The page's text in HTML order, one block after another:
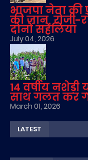
भाजपा नेता की
की जान, रोजी-
दोनों सहेलियां
July 04, 2026
14 वर्षीय
साथ गलत कर
March 01, 2026
LATEST